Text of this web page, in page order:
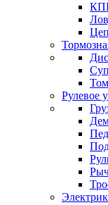
Рулевое